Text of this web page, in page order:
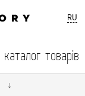
RU
каталог товарів
↓